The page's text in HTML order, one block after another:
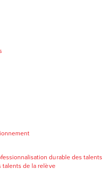
durable des talents
talents de la relève